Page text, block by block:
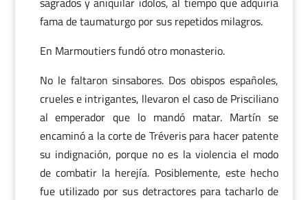
fama de taumaturgo por sus repetidos milagros.
En Marmoutiers fundó otro monasterio.
No le faltaron sinsabores. Dos obispos españoles,
crueles e intrigantes, llevaron el caso de Prisciliano
al emperador que lo mandó matar. Martín se
encaminó a la corte de Tréveris para hacer patente
su indignación, porque no es la violencia el modo
de combatir la herejía. Posiblemente, este hecho
fue utilizado por sus detractores para tacharlo de